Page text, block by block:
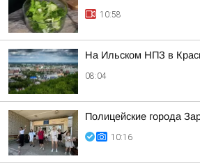
10:58
На Ильском НПЗ в
08:04
Полицейские города
10:16